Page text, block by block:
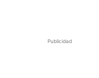
Publicidad